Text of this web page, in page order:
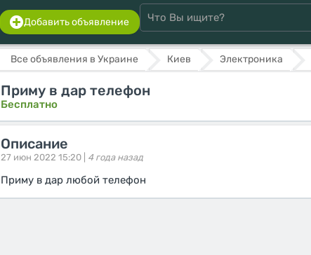
Добавить объявление
Все объявления в Украине Киев Электроника
Приму в дар телефон
Бесплатно
Описание
27 июн 2022 15:20 | 4 года назад
Приму в дар любой телефон